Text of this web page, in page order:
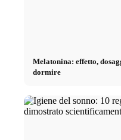
Melatonina: effetto,
dormire